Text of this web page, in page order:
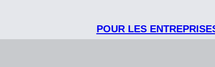
POUR LES